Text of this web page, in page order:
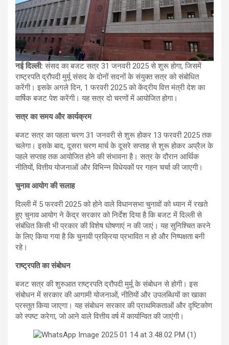
नई दिल्ली: संसद का बजट सत्र 31 जनवरी 2025 से शुरू होगा, जिसमें
राष्ट्रपति द्रौपदी मुर्मू संसद के दोनों सदनों के संयुक्त सत्र को संबोधित
करेंगी। इसके अगले दिन, 1 फरवरी 2025 को केंद्रीय वित्त मंत्री देश का
वार्षिक बजट पेश करेंगी। यह सत्र दो चरणों में आयोजित होगा।
सत्र का समय और कार्यक्रम
बजट सत्र का पहला चरण 31 जनवरी से शुरू होकर 13 फरवरी 2025 तक
चलेगा। इसके बाद, दूसरा चरण मार्च के दूसरे सप्ताह से शुरू होकर अप्रैल के
पहले सप्ताह तक आयोजित होने की संभावना है। सत्र के दौरान आर्थिक
नीतियों, वित्तीय योजनाओं और विभिन्न विधेयकों पर गहन चर्चा की जाएगी।
चुनाव आयोग की सलाह
दिल्ली में 5 फरवरी 2025 को होने वाले विधानसभा चुनावों को ध्यान में रखते
हुए चुनाव आयोग ने केंद्र सरकार को निर्देश दिया है कि बजट में दिल्ली से
संबंधित किसी भी प्रकार की विशेष घोषणाएं न की जाएं। यह सुनिश्चित करने
के लिए किया गया है कि चुनावी प्रक्रिया प्रभावित न हो और निष्पक्षता बनी
रहे।
राष्ट्रपति का संबोधन
बजट सत्र की शुरुआत राष्ट्रपति द्रौपदी मुर्मू के संबोधन से होगी। इस
संबोधन में सरकार की आगामी योजनाओं, नीतियों और उपलब्धियों का खाका
प्रस्तुत किया जाएगा। यह संबोधन सरकार की प्राथमिकताओं और दृष्टिकोण
को स्पष्ट करेगा, जो आने वाले वित्तीय वर्ष में कार्यान्वित की जाएंगी।